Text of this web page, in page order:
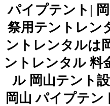
パイプテント|
祭用テントレン
ントレンタルは
ントレンタル 料
ル 岡山テント
岡山 パイプテ